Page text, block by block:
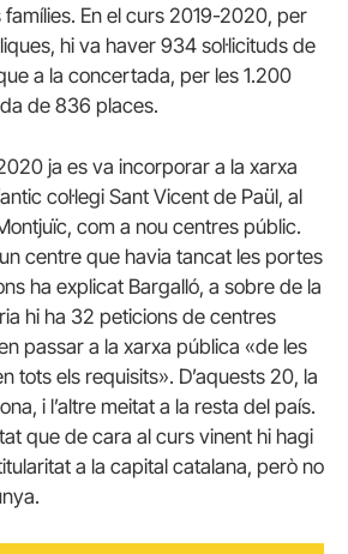
En el curs 2019-2020, per
hi va haver 934 sol·licituds de
a la concertada, per les 1.200
de 836 places.
ja es va incorporar a la xarxa
col·legi Sant Vicent de Paül, al
com a nou centres públic.
centre que havia tancat les portes
ha explicat Bargalló, a sobre de la
hi ha 32 peticions de centres
passar a la xarxa pública «de les
tots els requisits». D’aquests 20, la
i l’altre meitat a la resta del país.
que de cara al curs vinent hi hagi
a la capital catalana, però no